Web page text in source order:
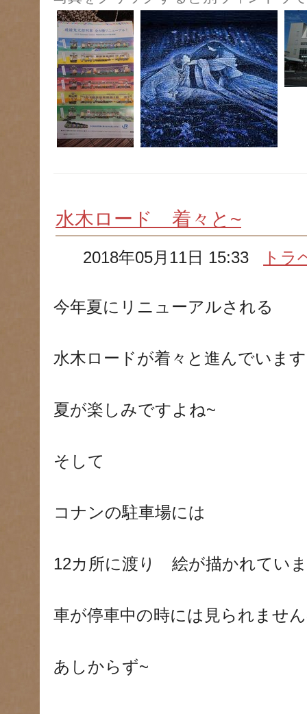
水木ロード 着々と~
2018年05月11日 15:33 トラ
今年夏にリニューアルされる
水木ロードが着々と進んでいま
夏が楽しみですよね~
そして
コナンの駐車場には
12カ所に渡り 絵が描かれてい
車が停車中の時には見られませ
あしからず~